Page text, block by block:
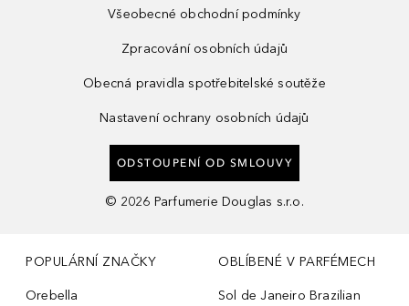
Všeobecné obchodní podmínky
Zpracování osobních údajů
Obecná pravidla spotřebitelské soutěže
Nastavení ochrany osobních údajů
ODSTOUPENÍ OD SMLOUVY
© 2026 Parfumerie Douglas s.r.o.
POPULÁRNÍ ZNAČKY
Orebella
OBLÍBENÉ V PARFÉMECH
Sol de Janeiro Brazilian